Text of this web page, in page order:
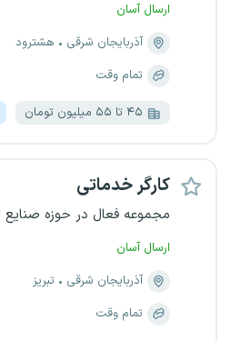
ارسال آسان
آذربایجان شرقی
هشترود
تمام وقت
۴۵ تا ۵۵ میلیون تومان
کارگر خدماتی
مجموعه فعال در حوزه صنایع
ارسال آسان
آذربایجان شرقی
تبریز
تمام وقت